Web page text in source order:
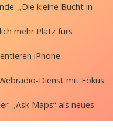
„Die kleine Bucht in
mehr Platz fürs
iPhone-
Dienst mit Fokus
„Ask Maps“ als neues